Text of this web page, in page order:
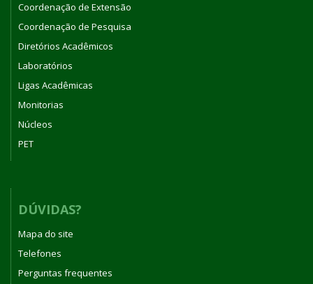
Coordenação de Extensão
Coordenação de Pesquisa
Diretórios Acadêmicos
Laboratórios
Ligas Acadêmicas
Monitorias
Núcleos
PET
DÚVIDAS?
Mapa do site
Telefones
Perguntas frequentes